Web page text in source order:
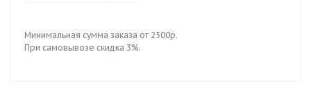
Минимальная сумма заказа от 2500р.
При самовывозе скидка 3%.